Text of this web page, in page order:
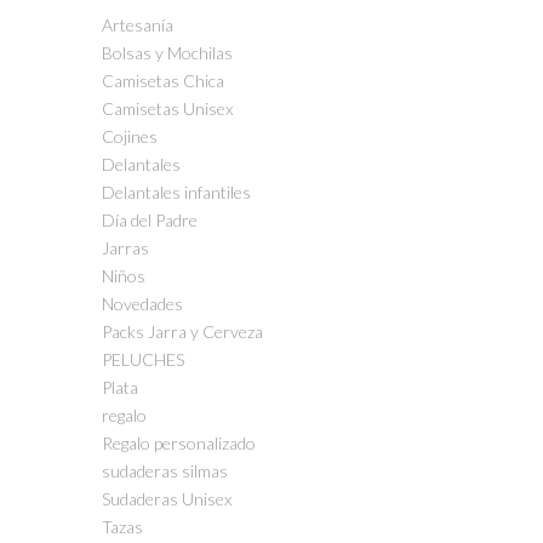
Artesanía
Bolsas y Mochilas
Camisetas Chica
Camisetas Unisex
Cojines
Delantales
Delantales infantiles
Día del Padre
Jarras
Niños
Novedades
Packs Jarra y Cerveza
PELUCHES
Plata
regalo
Regalo personalizado
sudaderas silmas
Sudaderas Unisex
Tazas